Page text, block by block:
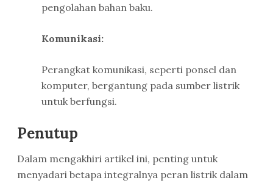
pengolahan bahan baku.
Komunikasi:
Perangkat komunikasi, seperti ponsel dan
komputer, bergantung pada sumber listrik
untuk berfungsi.
Penutup
Dalam mengakhiri artikel ini, penting untuk
menyadari betapa integralnya peran listrik dalam